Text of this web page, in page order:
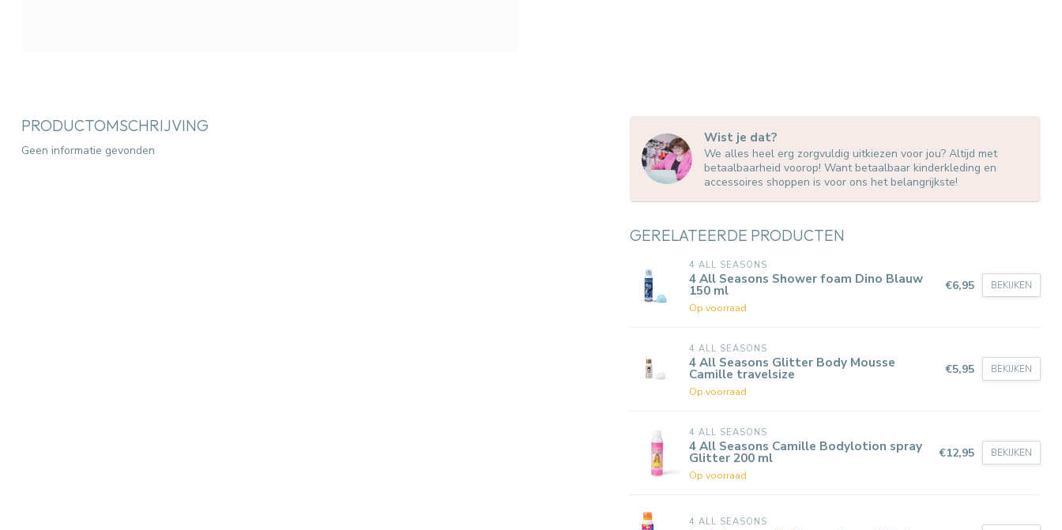
PRODUCTOMSCHRIJVING
Geen informatie gevonden
Wist je dat?
We alles heel erg zorgvuldig uitkiezen voor jou? Altijd met
betaalbaarheid voorop! Want betaalbaar kinderkleding en
accessoires shoppen is voor ons het belangrijkste!
GERELATEERDE PRODUCTEN
4 ALL SEASONS
4 All Seasons Shower foam Dino Blauw
150 ml
Op voorraad
€6,95 BEKIJKEN
4 ALL SEASONS
4 All Seasons Glitter Body Mousse
Camille travelsize
Op voorraad
€5,95 BEKIJKEN
4 ALL SEASONS
4 All Seasons Camille Bodylotion spray
Glitter 200 ml
Op voorraad
€12,95 BEKIJKEN
4 ALL SEASONS